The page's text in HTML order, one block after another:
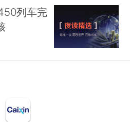
列车完